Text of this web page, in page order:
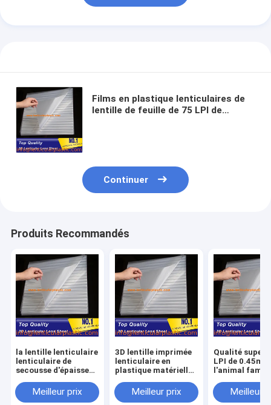
Films en plastique lenticulaires de
lentille de feuille de 75 LPI de
Continuer
Produits Recommandés
la lentille lenticulaire
lenticulaire de
secousse d'épaisseur
feuille 75 du film
d'impression de
Meilleur prix
3D lentille imprimée
lenticulaire en
plastique matérielle
d'ANIMAL FAMILIER
lenticulaire de LPI
Meilleur prix
Qualité
LPI de
l'animal
lentille 3d de
de matériel
Meilleur